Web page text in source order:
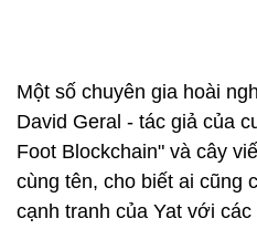
Một số chuyên gia hoài
David Geral - tác giả của
Foot Blockchain" và cây
cùng tên, cho biết ai cũng
cạnh tranh của Yat với